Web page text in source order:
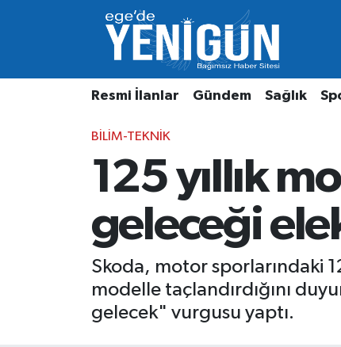
Resmi İlanlar Gündem Sağlık
BILIM-TEKNIK
125 yıllık
geleceği
Skoda, motor sporlarındaki
modelle taçlandırdığını
gelecek" vurgusu yaptı.
Resmi İlanlar
Gündem
Özel Haber
Beyoğlu Nöbetçi Eczaneler
Beyoğlu Hava Durumu
Beyoğlu Trafik Yoğunluk Haritası
Süper Lig Puan Durumu ve Fikstür
Tüm Manşetler
Son Dakika Haberleri
Haber Arşivi